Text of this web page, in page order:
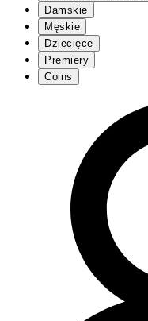
Damskie
Męskie
Dziecięce
Premiery
Coins